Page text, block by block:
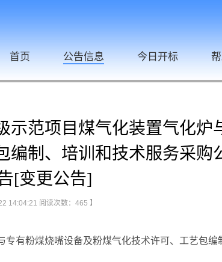
首页 公告信息 今日开标
示范项目煤气化装置气化炉
制、培训和技术服务采购
[变更公告]
14:04:21 阅读次数： 465 】
有粉煤烧嘴设备及粉煤气化技术许可、工艺包编